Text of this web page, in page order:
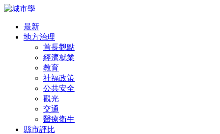
最新
地方治理
首長觀點
經濟就業
教育
社福政策
公共安全
觀光
交通
醫療衛生
縣市評比